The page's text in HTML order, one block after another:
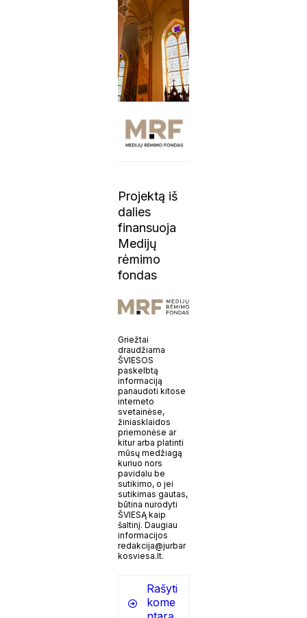
Projektą iš
dalies
finansuoja
Medijų
rėmimo
fondas
Griežtai
draudžiama
ŠVIESOS
paskelbtą
informaciją
panaudoti kitose
interneto
svetainėse,
žiniasklaidos
priemonėse ar
kitur arba platinti
mūsų medžiagą
kuriuo nors
pavidalu be
sutikimo, o jei
sutikimas gautas,
būtina nurodyti
ŠVIESĄ kaip
šaltinį. Daugiau
informacijos
redakcija@jurbar
kosviesa.lt.
Rašyti
kome